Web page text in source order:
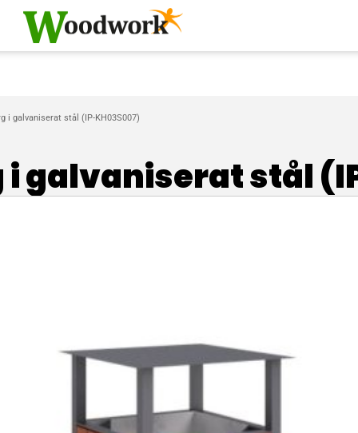
i galvaniserat stål (IP-KH03S007)
galvaniserat stål